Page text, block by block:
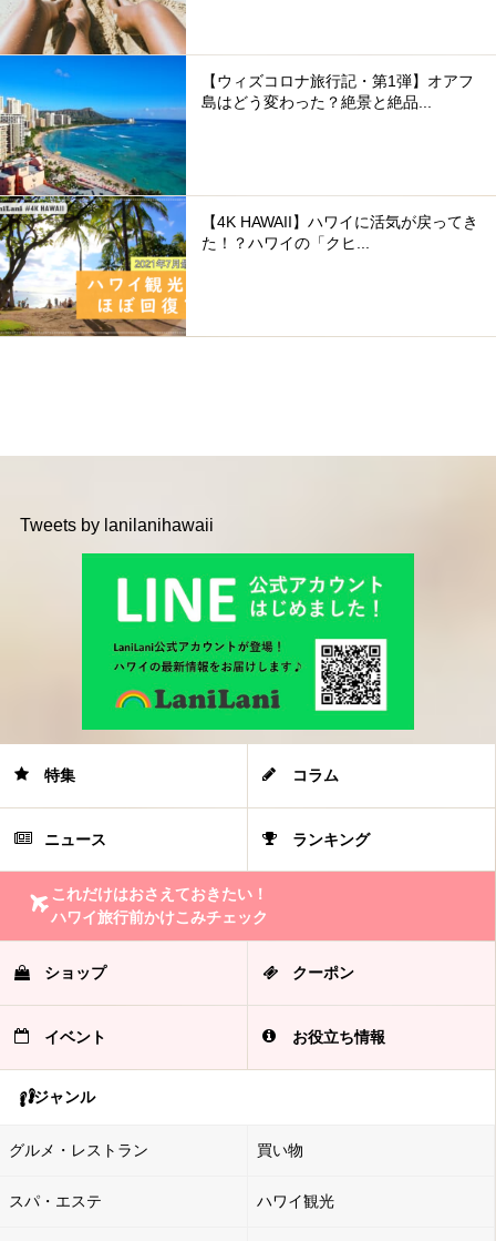
【ウィズコロナ旅行記・第1弾】オアフ
島はどう変わった？絶景と絶品...
【4K HAWAII】ハワイに活気が戻ってき
た！？ハワイの「クヒ...
Tweets by lanilanihawaii
特集 コラム
ニュース ランキング
これだけはおさえておきたい！
ハワイ旅行前かけこみチェック
ショップ クーポン
イベント お役立ち情報
ジャンル
グルメ・レストラン 買い物
スパ・エステ ハワイ観光